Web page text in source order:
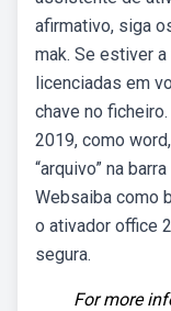
afirmativo, siga
mak. Se estiver
licenciadas em
chave no
2019, como
“arquivo” na
Websaiba como
o ativador office
segura.
For more